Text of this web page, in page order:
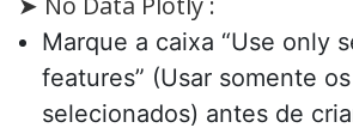
Marque a caixa “Use only
features” (Usar somente
selecionados) antes de